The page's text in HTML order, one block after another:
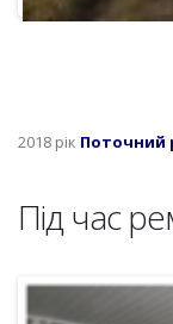
2018 рік Поточний
Під час